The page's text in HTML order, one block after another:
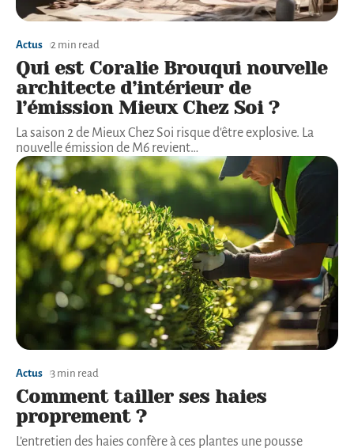
Actus 2 min read
Qui est Coralie Brouqui nouvelle
architecte d’intérieur de
l’émission Mieux Chez Soi ?
La saison 2 de Mieux Chez Soi risque d'être explosive. La
nouvelle émission de M6 revient…
Actus 3 min read
Comment tailler ses haies
proprement ?
L’entretien des haies confère à ces plantes une pousse